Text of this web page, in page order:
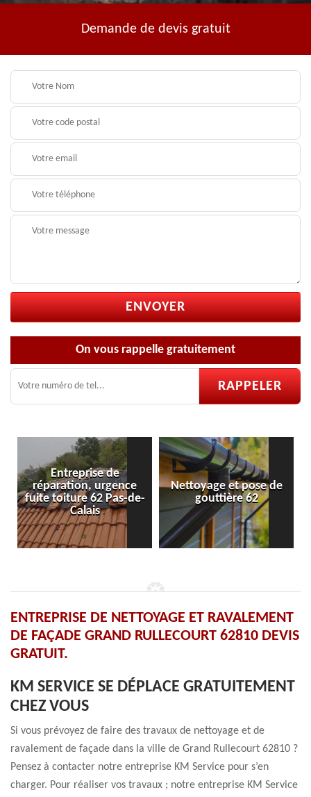
Demande de devis gratuit
On vous rappelle gratuitement
de
urgence
62 Pas-de-
Calais
Nettoyage et pose de
gouttière 62
Pose et
ENTREPRISE DE NETTOYAGE ET RAVALEMENT
DE FAÇADE GRAND RULLECOURT 62810 DEVIS
GRATUIT.
KM SERVICE SE DÉPLACE GRATUITEMENT
CHEZ VOUS
Si vous prévoyez de faire des travaux de nettoyage et de
ravalement de façade dans la ville de Grand Rullecourt 62810 ?
Pensez à contacter notre entreprise KM Service pour s’en
charger. Pour réaliser vos travaux ; notre entreprise KM Service